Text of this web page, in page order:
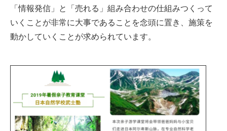
「情報発信」と「売れる」組み合わせの仕組みつくって
いくことが非常に大事であることを念頭に置き、施策を
動かしていくことが求められています。